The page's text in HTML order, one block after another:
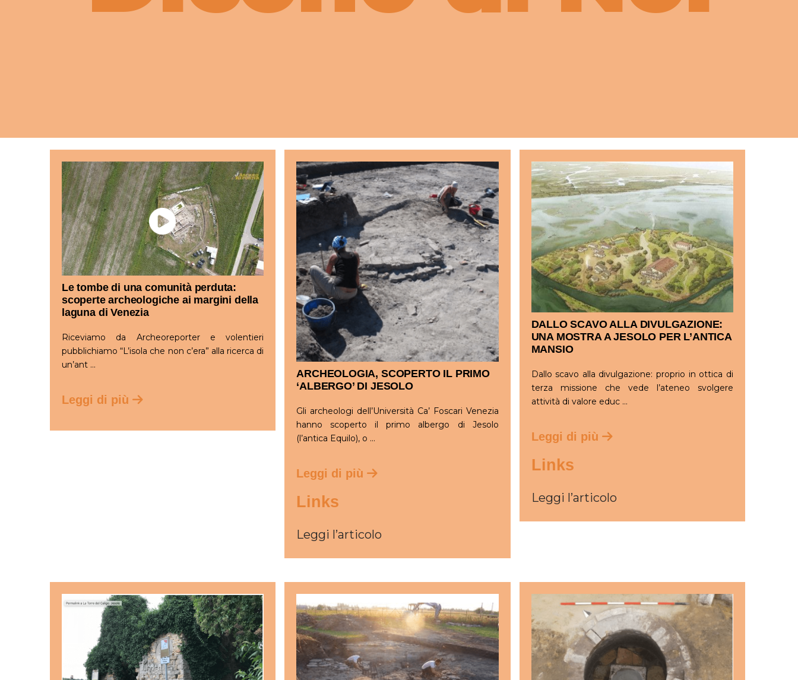
Le tombe di una comunità perduta:
scoperte archeologiche ai margini della
laguna di Venezia
Riceviamo da Archeoreporter e volentieri
pubblichiamo “L’isola che non c’era” alla ricerca di
un’ant ...
Leggi di più
ARCHEOLOGIA, SCOPERTO IL PRIMO
‘ALBERGO’ DI JESOLO
Gli archeologi dell’Università Ca’ Foscari Venezia
hanno scoperto il primo albergo di Jesolo
(l’antica Equilo), o ...
Leggi di più
Links
Leggi l’articolo
DALLO SCAVO ALLA DIVULGAZIONE:
UNA MOSTRA A JESOLO PER L’ANTICA
MANSIO
Dallo scavo alla divulgazione: proprio in ottica di
terza missione che vede l’ateneo svolgere
attività di valore educ ...
Leggi di più
Links
Leggi l’articolo